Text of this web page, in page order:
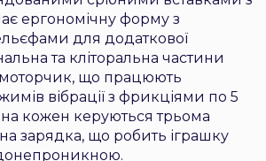
ергономічну форму з
для додаткової
та кліторальна частини
що працюють
вібрації з фрикціями по 5
на кожен керуються трьома
зарядка, що робить іграшку